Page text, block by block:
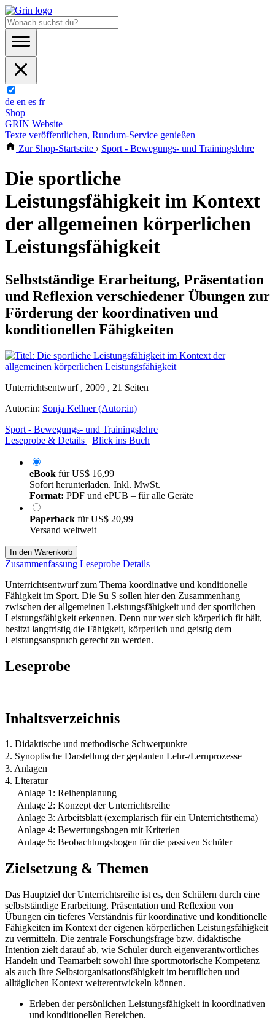
de en es fr
Shop
GRIN Website
Texte veröffentlichen, Rundum-Service genießen
Zur Shop-Startseite › Sport - Bewegungs- und Trainingslehre
Die sportliche
Leistungsfähigkeit im Kontext
der allgemeinen körperlichen
Leistungsfähigkeit
Selbstständige Erarbeitung, Präsentation
und Reflexion verschiedener Übungen zur
Förderung der koordinativen und
konditionellen Fähigkeiten
Unterrichtsentwurf , 2009 , 21 Seiten
Autor:in: Sonja Kellner (Autor:in)
Sport - Bewegungs- und Trainingslehre
Leseprobe & Details
Blick ins Buch
eBook fürUS$ 16,99
Sofort herunterladen. Inkl. MwSt.
Format: PDF und ePUB – für alle Geräte
Paperback fürUS$ 20,99
Versand weltweit
In den Warenkorb
Zusammenfassung Leseprobe Details
Unterrichtsentwurf zum Thema koordinative und konditionelle
Fähigkeit im Sport. Die Su S sollen hier den Zusammenhang
zwischen der allgemeinen Leistungsfähigkeit und der sportlichen
Leistungsfähigkeit erkennen. Denn nur wer sich körperlich fit hält,
besitzt langfristig die Fähigkeit, körperlich und geistig dem
Leistungsanspruch gerecht zu werden.
Leseprobe
Inhaltsverzeichnis
1. Didaktische und methodische Schwerpunkte
2. Synoptische Darstellung der geplanten Lehr-/Lernprozesse
3. Anlagen
4. Literatur
Anlage 1: Reihenplanung
Anlage 2: Konzept der Unterrichtsreihe
Anlage 3: Arbeitsblatt (exemplarisch für ein Unterrichtsthema)
Anlage 4: Bewertungsbogen mit Kriterien
Anlage 5: Beobachtungsbogen für die passiven Schüler
Zielsetzung & Themen
Das Hauptziel der Unterrichtsreihe ist es, den Schülern durch eine
selbstständige Erarbeitung, Präsentation und Reflexion von
Übungen ein tieferes Verständnis für koordinative und konditionelle
Fähigkeiten im Kontext der eigenen körperlichen Leistungsfähigkeit
zu vermitteln. Die zentrale Forschungsfrage bzw. didaktische
Intention zielt darauf ab, wie Schüler durch eigenverantwortliches
Handeln und Teamarbeit sowohl ihre sportmotorische Kompetenz
als auch ihre Selbstorganisationsfähigkeit im beruflichen und
alltäglichen Kontext weiterentwickeln können.
Erleben der persönlichen Leistungsfähigkeit in koordinativen
und konditionellen Bereichen.